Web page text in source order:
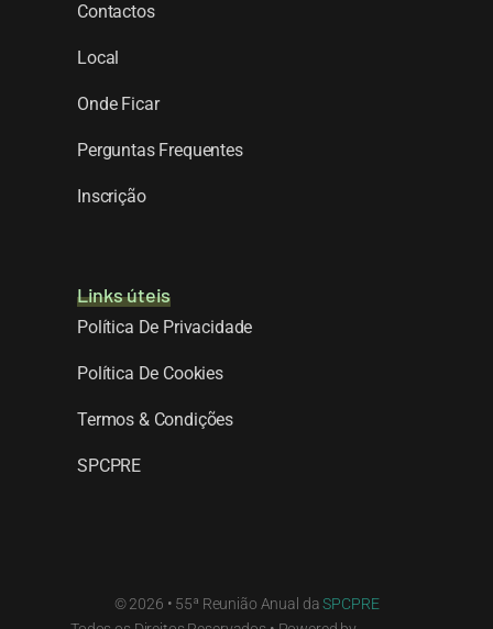
Contactos
Local
Onde Ficar
Perguntas Frequentes
Inscrição
Links úteis
Política De Privacidade
Política De Cookies
Termos & Condições
SPCPRE
© 2026 • 55ª Reunião Anual daSPCPRE